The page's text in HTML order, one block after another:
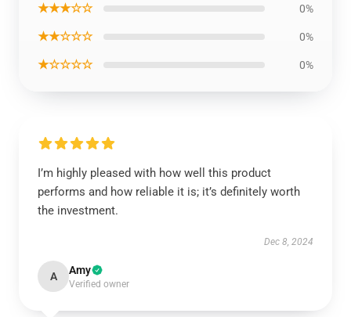
★★★☆☆ 0%
★★☆☆☆ 0%
★☆☆☆☆ 0%
I’m highly pleased with how well this product
performs and how reliable it is; it’s definitely worth
the investment.
Dec 8, 2024
A Amy
Verified owner